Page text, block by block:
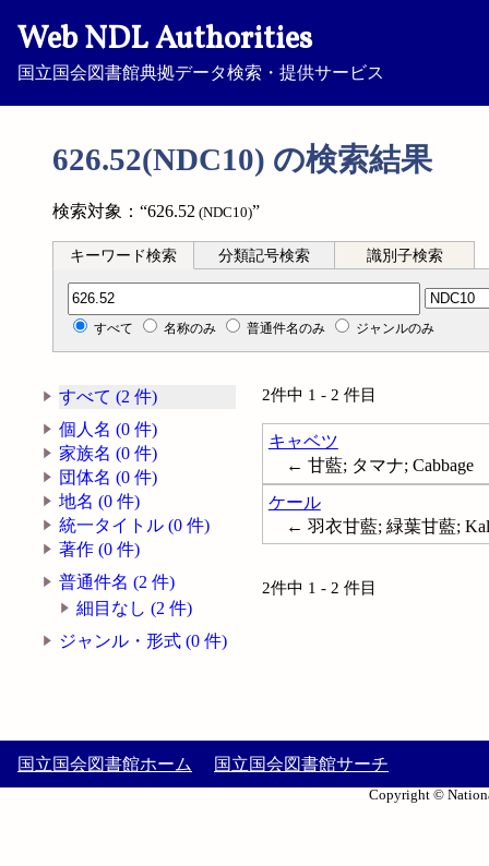
Web NDL Authorities
国立国会図書館典拠データ検索・提供サービス
626.52(NDC10) の検索結果
検索対象：“626.52 (NDC10)”
キーワード検索 分類記号検索 識別子検索
分類記号検索
すべて 名称のみ 普通件名のみ ジャンルのみ
すべて (2 件)
個人名 (0 件)
家族名 (0 件)
団体名 (0 件)
地名 (0 件)
統一タイトル (0 件)
著作 (0 件)
普通件名 (2 件)
細目なし (2 件)
ジャンル・形式 (0 件)
2件中 1 - 2 件目
キャベツ
← 甘藍; タマナ; Cabbage
ケール
← 羽衣甘藍; 緑葉甘藍;
2件中 1 - 2 件目
国立国会図書館ホーム 国立国会図書館サーチ
Copyright ©